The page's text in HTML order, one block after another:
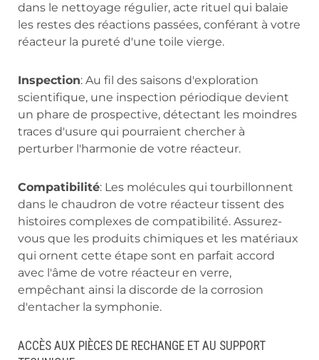
dans le nettoyage régulier, acte rituel qui balaie
les restes des réactions passées, conférant à votre
réacteur la pureté d'une toile vierge.
Inspection: Au fil des saisons d'exploration
scientifique, une inspection périodique devient
un phare de prospective, détectant les moindres
traces d'usure qui pourraient chercher à
perturber l'harmonie de votre réacteur.
Compatibilité: Les molécules qui tourbillonnent
dans le chaudron de votre réacteur tissent des
histoires complexes de compatibilité. Assurez-
vous que les produits chimiques et les matériaux
qui ornent cette étape sont en parfait accord
avec l'âme de votre réacteur en verre,
empêchant ainsi la discorde de la corrosion
d'entacher la symphonie.
ACCÈS AUX PIÈCES DE RECHANGE ET AU SUPPORT